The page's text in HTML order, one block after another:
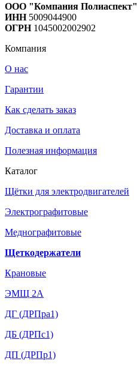
ООО "Компания Полиаспект"
ИНН5009044900
ОГРН 1045002002902
Компания
О нас
Гарантии
Как сделать заказ
Доставка и оплата
Полезная информация
Каталог
Щётки для электродвигателей
Электрографитовые
Меднографитовые
Щеткодержатели
Крановые
ЭМЩ 2А
ДГ (ДРПра1)
ДБ (ДРПс1)
ДП (ДРПр1)